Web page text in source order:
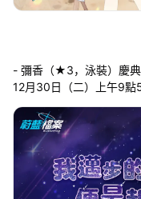
- 彌香（★3，泳裝）慶
12月30日（二）上午9點